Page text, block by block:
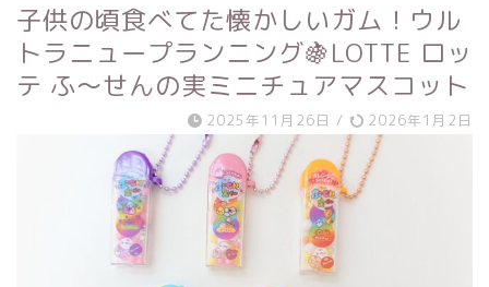
子供の頃食べてた懐かしいガム！ウル
トラニュープランニング🍇LOTTE ロッ
テ ふ～せんの実ミニチュアマスコット
2025年11月26日 / 2026年1月2日